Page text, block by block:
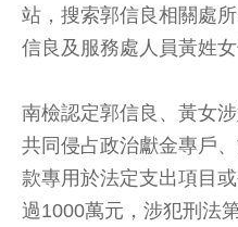
站，搜索郭信良相關處
信良及服務處人員黃姓
南檢認定郭信良、黃女
共同侵占政治獻金專戶
款專用於法定支出項目
過1000萬元，涉犯刑法